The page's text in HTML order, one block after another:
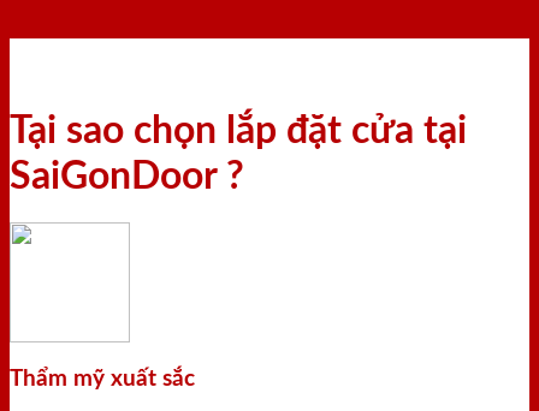
Tại sao chọn lắp đặt cửa tại
SaiGonDoor ?
Thẩm mỹ xuất sắc